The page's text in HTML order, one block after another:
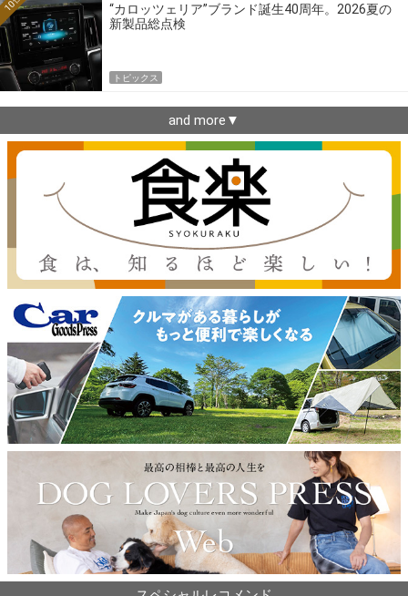
“カロッツェリア”ブランド誕生40周年。2026夏の
新製品総点検
トピックス
and more▼